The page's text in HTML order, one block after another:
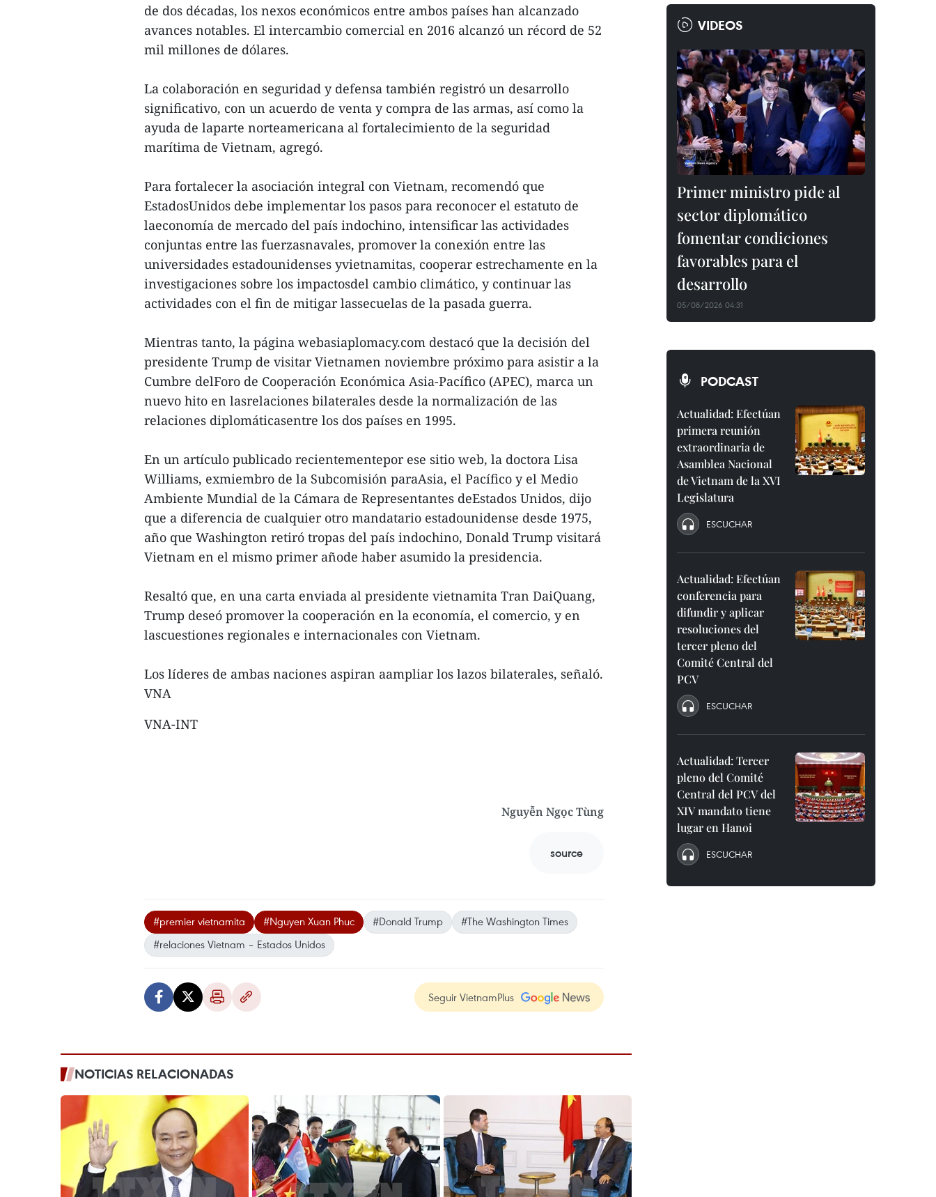
de dos décadas, los nexos económicos entre ambos países han alcanzado
avances notables. El intercambio comercial en 2016 alcanzó un récord de 52
mil millones de dólares.
La colaboración en seguridad y defensa también registró un desarrollo
significativo, con un acuerdo de venta y compra de las armas, así como la
ayuda de laparte norteamericana al fortalecimiento de la seguridad
marítima de Vietnam, agregó.
Para fortalecer la asociación integral con Vietnam, recomendó que
EstadosUnidos debe implementar los pasos para reconocer el estatuto de
laeconomía de mercado del país indochino, intensificar las actividades
conjuntas entre las fuerzasnavales, promover la conexión entre las
universidades estadounidenses yvietnamitas, cooperar estrechamente en la
investigaciones sobre los impactosdel cambio climático, y continuar las
actividades con el fin de mitigar lassecuelas de la pasada guerra.
Mientras tanto, la página webasiaplomacy.com destacó que la decisión del
presidente Trump de visitar Vietnamen noviembre próximo para asistir a la
Cumbre delForo de Cooperación Económica Asia-Pacífico (APEC), marca un
nuevo hito en lasrelaciones bilaterales desde la normalización de las
relaciones diplomáticasentre los dos países en 1995.
En un artículo publicado recientementepor ese sitio web, la doctora Lisa
Williams, exmiembro de la Subcomisión paraAsia, el Pacífico y el Medio
Ambiente Mundial de la Cámara de Representantes deEstados Unidos, dijo
que a diferencia de cualquier otro mandatario estadounidense desde 1975,
año que Washington retiró tropas del país indochino, Donald Trump visitará
Vietnam en el mismo primer añode haber asumido la presidencia.
Resaltó que, en una carta enviada al presidente vietnamita Tran DaiQuang,
Trump deseó promover la cooperación en la economía, el comercio, y en
lascuestiones regionales e internacionales con Vietnam.
Los líderes de ambas naciones aspiran aampliar los lazos bilaterales, señaló.
VNA
VNA-INT
Nguyễn Ngọc Tùng
source
#premier vietnamita #Nguyen Xuan Phuc #Donald Trump
#The Washington Times
#relaciones Vietnam – Estados Unidos
Seguir VietnamPlus
NOTICIAS RELACIONADAS
VIDEOS
Primer ministro pide al
sector diplomático
fomentar condiciones
favorables para el
desarrollo
05/08/2026 04:31
PODCAST
Actualidad: Efectúan
primera reunión
extraordinaria de
Asamblea Nacional
de Vietnam de la XVI
Legislatura
ESCUCHAR
Actualidad: Efectúan
conferencia para
difundir y aplicar
resoluciones del
tercer pleno del
Comité Central del
PCV
ESCUCHAR
Actualidad: Tercer
pleno del Comité
Central del PCV del
XIV mandato tiene
lugar en Hanoi
ESCUCHAR